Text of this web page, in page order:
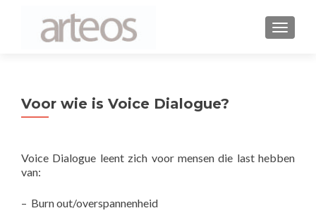
Voor wie is Voice Dialogue?
Voice Dialogue leent zich voor mensen die last hebben
van:
– Burn out/overspannenheid